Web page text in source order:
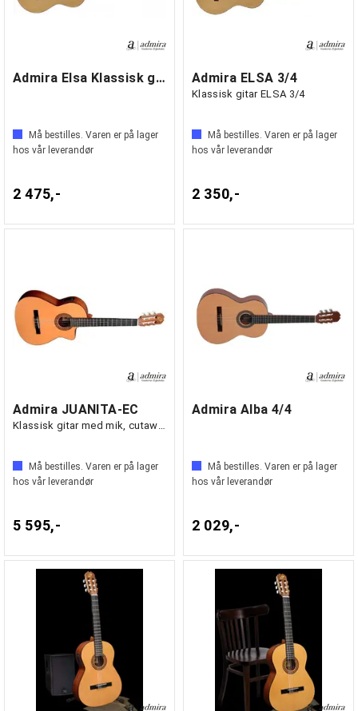
Admira Elsa Klassisk gitar
Må bestilles. Varen er på lager
hos vår leverandør
2 475,-
Admira ELSA 3/4
Klassisk gitar ELSA 3/4
Må bestilles. Varen er på lager
hos vår leverandør
2 350,-
Admira JUANITA-EC
Klassisk gitar med mik, cutaway
Må bestilles. Varen er på lager
hos vår leverandør
5 595,-
Admira Alba 4/4
Må bestilles. Varen er på lager
hos vår leverandør
2 029,-